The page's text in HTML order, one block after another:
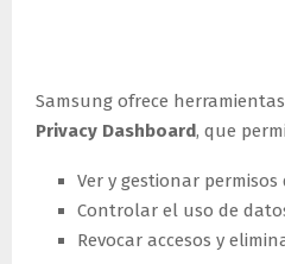
Samsung ofrece
Privacy Dashboard, que
Ver y gestionar permisos
Controlar el uso de
Revocar accesos y